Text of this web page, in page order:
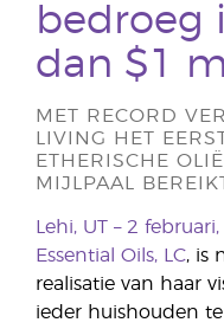
bedroeg
dan $1
MET RECORD
LIVING HET
ETHERISCHE
MIJLPAAL
Lehi, UT – 2
Essential Oils, LC, is
realisatie van haar
ieder huishouden